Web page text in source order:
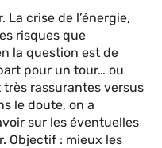
La crise de l’énergie,
risques que
la question est de
pour un tour… ou
rassurantes versus
le doute, on a
sur les éventuelles
Objectif : mieux les